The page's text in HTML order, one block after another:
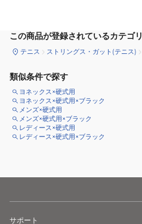
この商品が登録されているカテゴリ
テニス ストリングス・ガット(テニス)
類似条件で探す
ヨネックス×硬式用
ヨネックス×硬式用×ブラック
メンズ×硬式用
メンズ×硬式用×ブラック
レディース×硬式用
レディース×硬式用×ブラック
サポート